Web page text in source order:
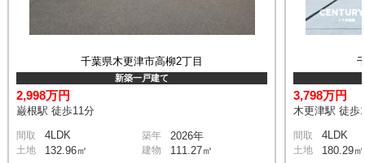
千葉県木更津市高柳2丁目
新築一戸建て
2,998万円
巌根駅 徒歩11分
間取 4LDK 築年 2026年
土地 132.96㎡ 建物 111.27㎡
3,798万円
木更津駅 徒歩
間取 4LDK
土地 180.29㎡